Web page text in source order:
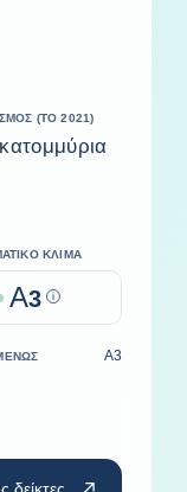
(ΤΟ 2021)
ΚΛΊΜΑ
A3 Help
A3
δείκτες